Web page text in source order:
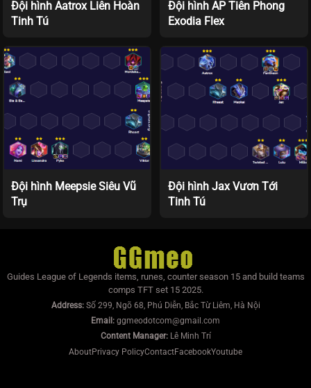
Đội hình Aatrox Liên Hoàn
Tinh Tú
Đội hình AP Tiên Phong
Exodia Flex
Đội hình Meepsie Siêu Vũ
Trụ
Đội hình Jax Vươn Tới
Tinh Tú
Guides League of Legends items, runes, counter season 15 and build teams
comps TFT set 15 2025.
Address:Số 299, Ngõ 68, Phú Diễn, Bắc Từ Liêm, Hà Nội
Email: ggmeodotcom@gmail.com
Content Manager:Lê Minh Trí
AboutPrivacy PolicyContactFacebookYoutube